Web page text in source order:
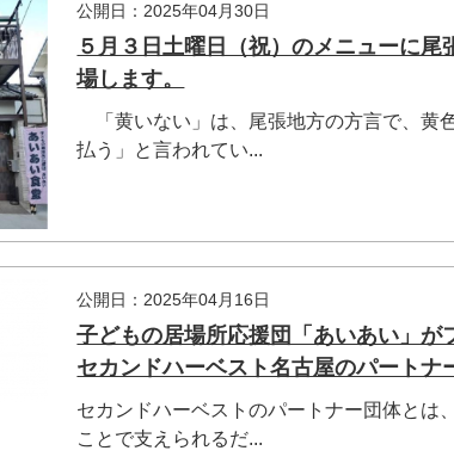
公開日：2025年04月30日
５月３日土曜日（祝）のメニューに
場します。
「黄いない」は、尾張地方の方言で、黄
払う」と言われてい...
公開日：2025年04月16日
子どもの居場所応援団「あいあい」が
セカンドハーベスト名古屋のパートナ
セカンドハーベストのパートナー団体とは
ことで支えられるだ...